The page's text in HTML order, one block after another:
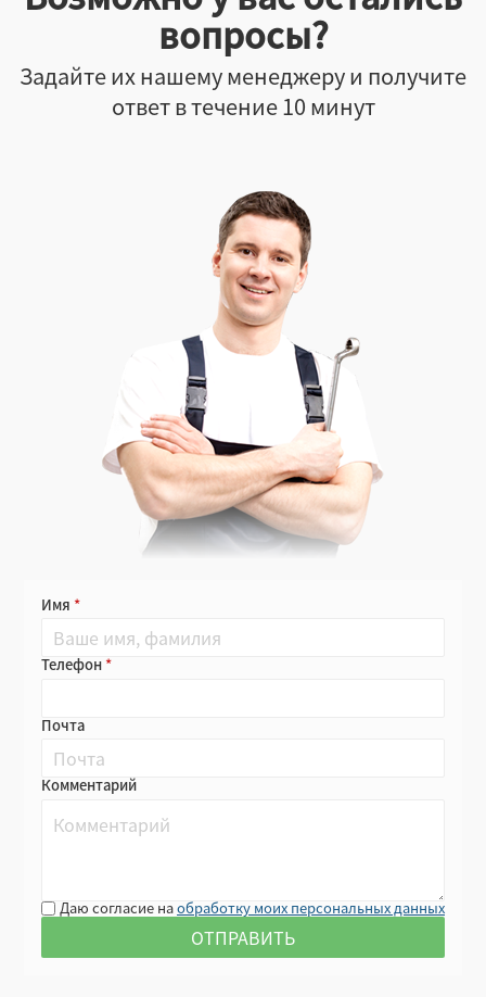
вопросы?
Задайте их нашему менеджеру и получите
ответ в течение 10 минут
Имя
Телефон
Почта
Комментарий
Даю согласие наобработку моих персональных данных